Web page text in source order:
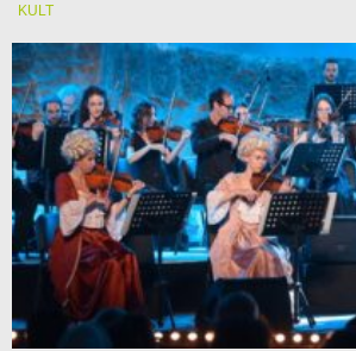
KULT